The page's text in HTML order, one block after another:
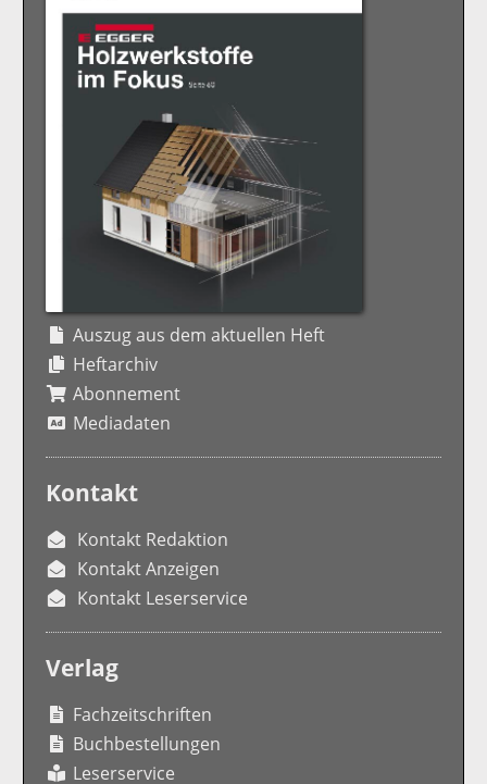
Auszug aus dem aktuellen Heft
Heftarchiv
Abonnement
Mediadaten
Kontakt
Kontakt Redaktion
Kontakt Anzeigen
Kontakt Leserservice
Verlag
Fachzeitschriften
Buchbestellungen
Leserservice